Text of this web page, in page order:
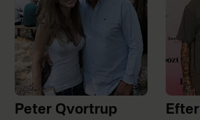
Peter Qvortrup